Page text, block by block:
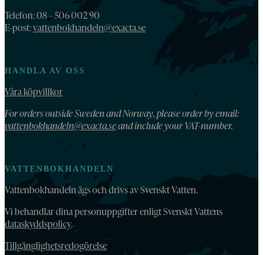
Telefon: 08 – 506 002 90
E-post:vattenbokhandeln@exacta.se
HANDLA AV OSS
Våra köpvillkor
For orders outside Sweden and Norway, please order by email:
vattenbokhandeln@exacta.seand include your VAT-number.
VATTENBOKHANDELN
Vattenbokhandeln ägs och drivs av Svenskt Vatten.
Vi behandlar dina personuppgifter enligt Svenskt Vattens
dataskyddspolicy.
Tillgänglighetsredogörelse